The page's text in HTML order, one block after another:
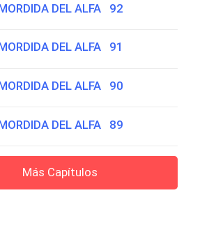
DEL ALFA 92
DEL ALFA 91
DEL ALFA 90
DEL ALFA 89
Más Capítulos